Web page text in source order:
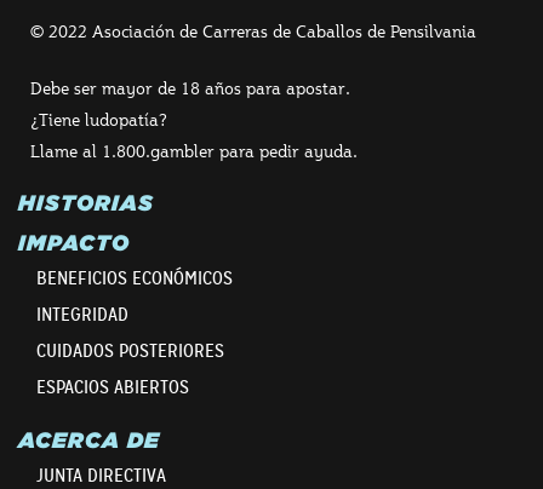
© 2022 Asociación de Carreras de Caballos de Pensilvania
Debe ser mayor de 18 años para apostar.
¿Tiene ludopatía?
Llame al 1.800.gambler para pedir ayuda.
HISTORIAS
IMPACTO
BENEFICIOS ECONÓMICOS
INTEGRIDAD
CUIDADOS POSTERIORES
ESPACIOS ABIERTOS
ACERCA DE
JUNTA DIRECTIVA